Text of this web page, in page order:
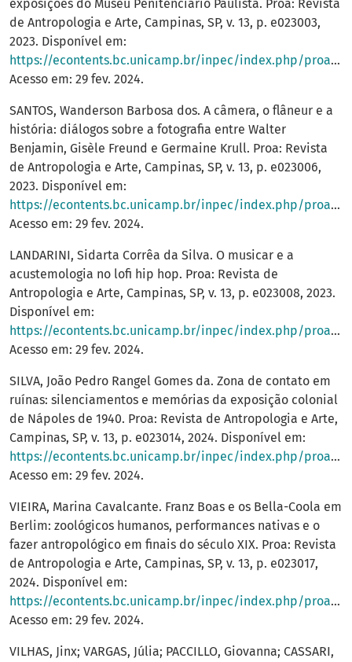
exposições do Museu Penitenciário Paulista. Proa: Revista
de Antropologia e Arte, Campinas, SP, v. 13, p. e023003,
2023. Disponível em:
https://econtents.bc.unicamp.br/inpec/index.php/proa/article/view/16588
Acesso em: 29 fev. 2024.
SANTOS, Wanderson Barbosa dos. A câmera, o flâneur e a
história: diálogos sobre a fotografia entre Walter
Benjamin, Gisèle Freund e Germaine Krull. Proa: Revista
de Antropologia e Arte, Campinas, SP, v. 13, p. e023006,
2023. Disponível em:
https://econtents.bc.unicamp.br/inpec/index.php/proa/article/view/17911
Acesso em: 29 fev. 2024.
LANDARINI, Sidarta Corrêa da Silva. O musicar e a
acustemologia no lofi hip hop. Proa: Revista de
Antropologia e Arte, Campinas, SP, v. 13, p. e023008, 2023.
Disponível em:
https://econtents.bc.unicamp.br/inpec/index.php/proa/article/view/16596
Acesso em: 29 fev. 2024.
SILVA, João Pedro Rangel Gomes da. Zona de contato em
ruínas: silenciamentos e memórias da exposição colonial
de Nápoles de 1940. Proa: Revista de Antropologia e Arte,
Campinas, SP, v. 13, p. e023014, 2024. Disponível em:
https://econtents.bc.unicamp.br/inpec/index.php/proa/article/view/17309
Acesso em: 29 fev. 2024.
VIEIRA, Marina Cavalcante. Franz Boas e os Bella-Coola em
Berlim: zoológicos humanos, performances nativas e o
fazer antropológico em finais do século XIX. Proa: Revista
de Antropologia e Arte, Campinas, SP, v. 13, p. e023017,
2024. Disponível em:
https://econtents.bc.unicamp.br/inpec/index.php/proa/article/view/18222
Acesso em: 29 fev. 2024.
VILHAS, Jinx; VARGAS, Júlia; PACCILLO, Giovanna; CASSARI,